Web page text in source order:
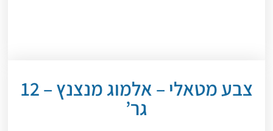
צבע מטאלי – אלמוג מנצנץ – 12
גר’